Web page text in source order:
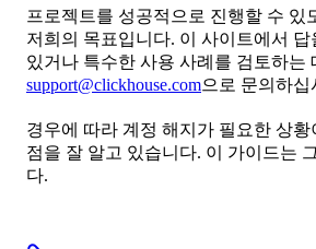
프로젝트를 성공적으로 진행할 수 있
저희의 목표입니다. 이 사이트에서 답
있거나 특수한 사용 사례를 검토하는
support@clickhouse.com으로 문의하십
경우에 따라 계정 해지가 필요한 상
점을 잘 알고 있습니다. 이 가이드는
다.